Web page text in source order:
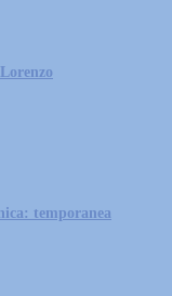
temporanea